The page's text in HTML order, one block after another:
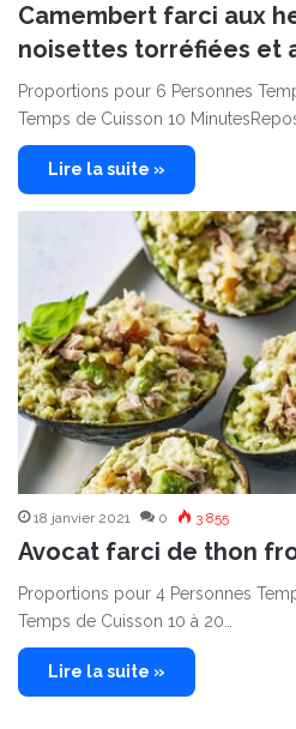
Camembert farci aux
noisettes torréfiées et
Proportions pour 6 Personnes
Temps de Cuisson 10
Lire la suite »
18 janvier 2021 0 3 855
Avocat farci de thon
Proportions pour 4 Personnes
Temps de Cuisson 10 à 20…
Lire la suite »